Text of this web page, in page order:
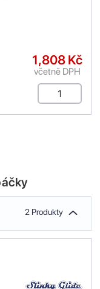
1,808 Kč
včetně DPH
2 Produkty